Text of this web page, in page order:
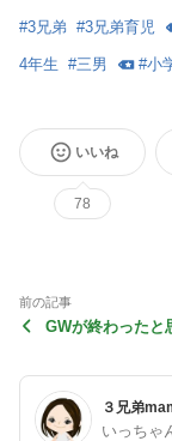
#3兄弟 #3兄弟育児
4年生 #三男 #小
いいね
78
前の記事
GWが終わったと
いっちゃ